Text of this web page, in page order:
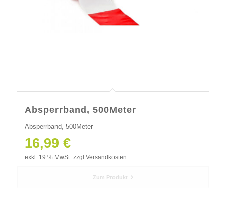
Absperrband, 500Meter
Absperrband, 500Meter
16,99 €
exkl. 19 % MwSt. zzgl. Versandkosten
Zum Produkt